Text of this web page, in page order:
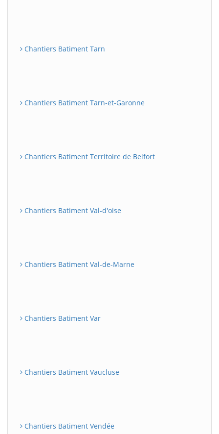
Chantiers Batiment Tarn
Chantiers Batiment Tarn-et-Garonne
Chantiers Batiment Territoire de Belfort
Chantiers Batiment Val-d'oise
Chantiers Batiment Val-de-Marne
Chantiers Batiment Var
Chantiers Batiment Vaucluse
Chantiers Batiment Vendée